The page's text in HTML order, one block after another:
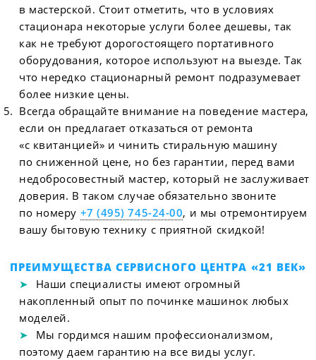
в мастерской. Стоит отметить, что в условиях
стационара некоторые услуги более дешевы, так
как не требуют дорогостоящего портативного
оборудования, которое используют на выезде. Так
что нередко стационарный ремонт подразумевает
более низкие цены.
Всегда обращайте внимание на поведение мастера,
если он предлагает отказаться от ремонта
«с квитанцией» и чинить стиральную машину
по сниженной цене, но без гарантии, перед вами
недобросовестный мастер, который не заслуживает
доверия. В таком случае обязательно звоните
по номеру +7 (495) 745-24-00, и мы отремонтируем
вашу бытовую технику с приятной скидкой!
ПРЕИМУЩЕСТВА СЕРВИСНОГО ЦЕНТРА «21 ВЕК»
Наши специалисты имеют огромный
накопленный опыт по починке машинок любых
моделей.
Мы гордимся нашим профессионализмом,
поэтому даем гарантию на все виды услуг.